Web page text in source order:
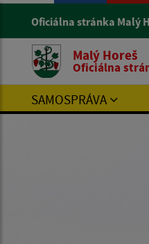
Oficiálna stránka Malý
Malý Horeš
Oficiálna
SAMOSPRÁVA